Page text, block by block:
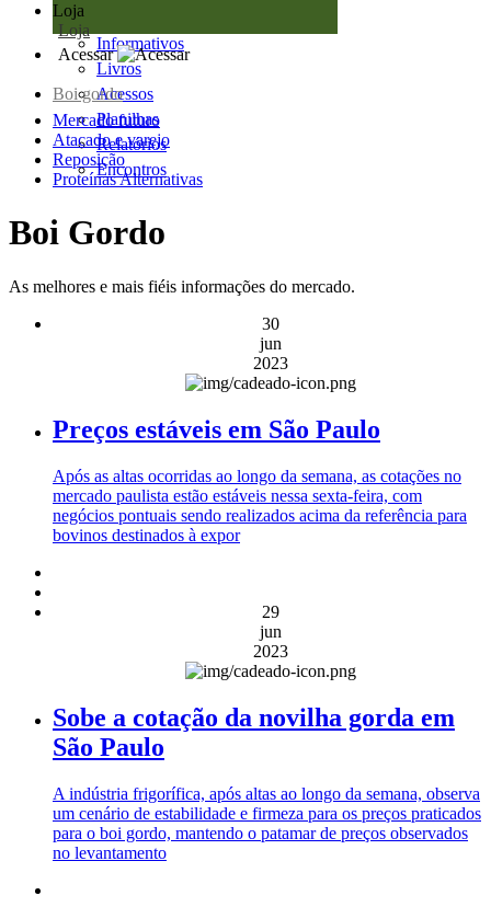
Loja
Loja
Informativos
Livros
Acessos
Planilhas
Relatórios
Encontros
Acessar
Boi gordo
Mercado futuro
Atacado e varejo
Reposição
Proteínas Alternativas
Boi Gordo
As melhores e mais fiéis informações do mercado.
30
jun
2023
Preços estáveis em São Paulo
Após as altas ocorridas ao longo da semana, as cotações no
mercado paulista estão estáveis nessa sexta-feira, com
negócios pontuais sendo realizados acima da referência para
bovinos destinados à expor
29
jun
2023
Sobe a cotação da novilha gorda em
São Paulo
A indústria frigorífica, após altas ao longo da semana, observa
um cenário de estabilidade e firmeza para os preços praticados
para o boi gordo, mantendo o patamar de preços observados
no levantamento